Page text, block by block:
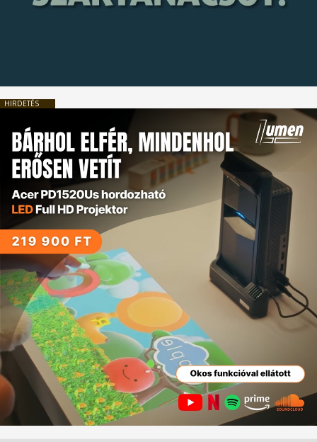
HIRDETÉS